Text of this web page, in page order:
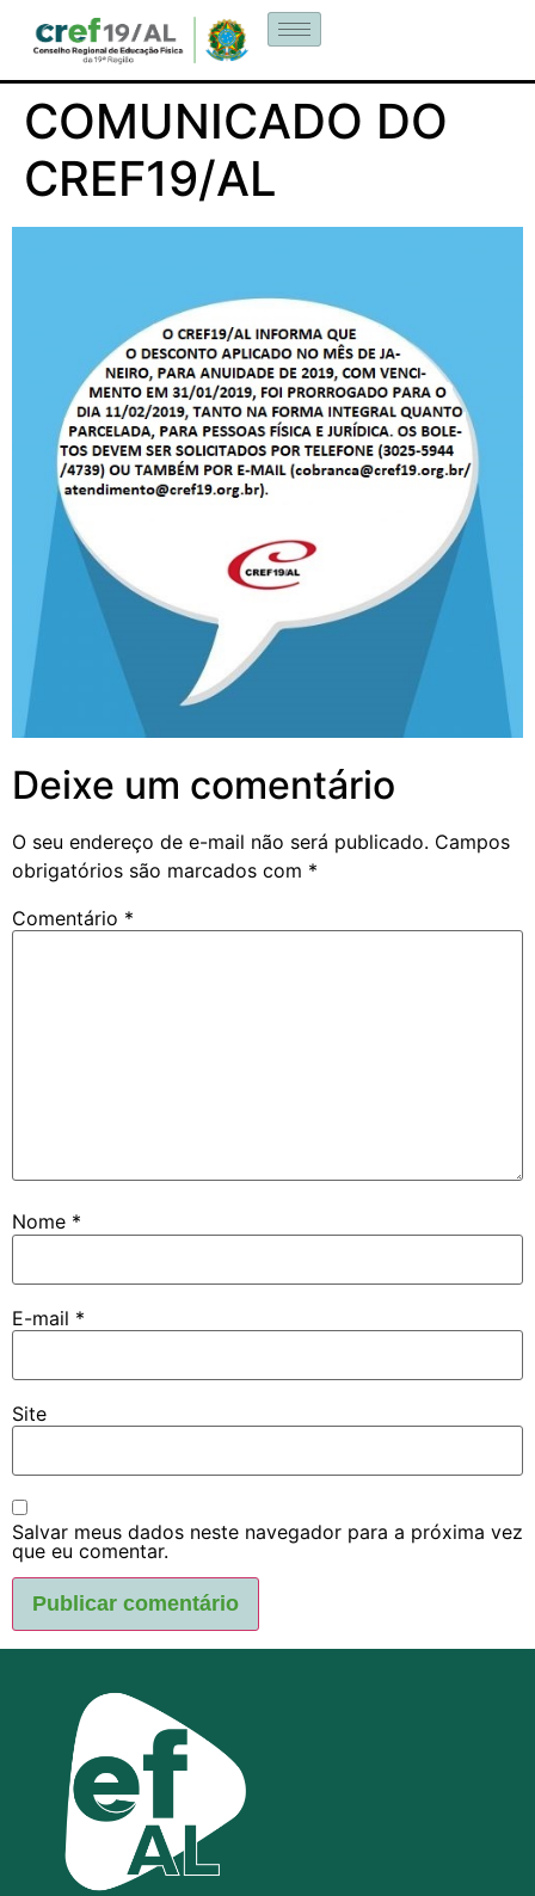
COMUNICADO DO
CREF19/AL
Deixe um comentário
O seu endereço de e-mail não será publicado. Campos
obrigatórios são marcados com *
Comentário *
Nome *
E-mail *
Site
Salvar meus dados neste navegador para a próxima vez
que eu comentar.